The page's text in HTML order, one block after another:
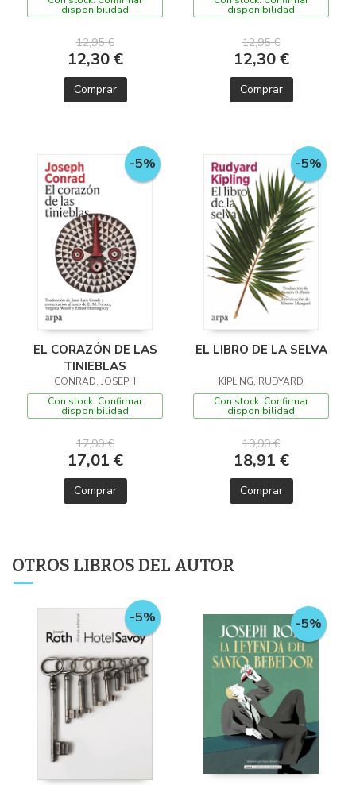
disponibilidad
12,95 €
12,30 €
Comprar
disponibilidad
12,95 €
12,30 €
Comprar
-5%
EL CORAZÓN DE LAS
TINIEBLAS
CONRAD, JOSEPH
Con stock. Confirmar
disponibilidad
17,90 €
17,01 €
Comprar
-5%
EL LIBRO DE LA SELVA
KIPLING, RUDYARD
Con stock. Confirmar
disponibilidad
19,90 €
18,91 €
Comprar
OTROS LIBROS DEL AUTOR
-5% -5%